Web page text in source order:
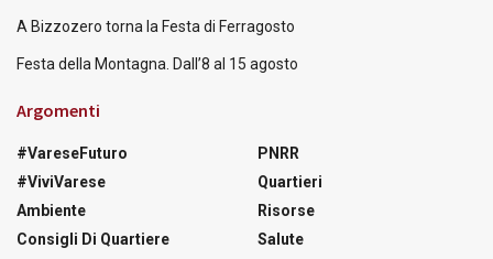
A Bizzozero torna la Festa di Ferragosto
Festa della Montagna. Dall’8 al 15 agosto
Argomenti
#VareseFuturo
#ViviVarese
Ambiente
Consigli Di Quartiere
PNRR
Quartieri
Risorse
Salute